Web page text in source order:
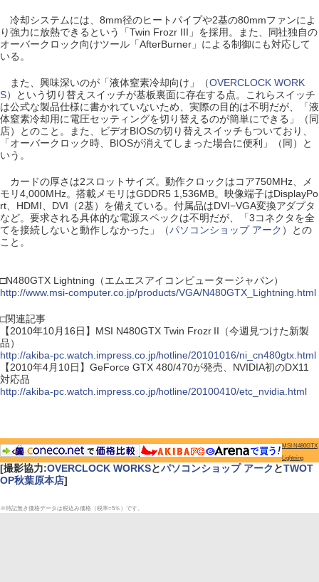
冷却システムには、8mm径のヒートパイプや2基の80mmファンによ
り強力に放熱できるという「Twin Frozr III」を採用。また、同社独自の
オーバークロック向けツール「AfterBurner」による制御にも対応して
いる。
また、興味深いのが「液体窒素冷却向け」（OVERCLOCK WORK
S）という切り替えスイッチが基板裏面に存在する点。これらスイッチ
は公式な製品仕様に書かれていないため、実際の目的は不明だが、「液
体窒素冷却用に電圧セッティングを切り替えるのが簡単にできる」（同
店）とのこと。また、ビデオBIOSの切り替えスイッチもついており、
「オーバークロック時、BIOSが消えてしまった場合に便利」（同）と
いう。
カードの厚さは2スロットサイズ。動作クロックはコア750MHz、メ
モリ4,000MHz。搭載メモリはGDDR5 1,536MB。映像端子はDisplayPo
rt、HDMI、DVI（2基）を備えている。付属品はDVI−VGA変換アダプタ
など。要求される具体的な電源スペックは不明だが、「3コネクタを全
てを接続しないと動作しなかった」（パソコンショップ アーク ）との
こと。
□N480GTX Lightning（エムエスアイコンピュータージャパン）
http://www.msi-computer.co.jp/products/VGA/N480GTX_Lightning.html
□関連記事
【2010年10月16日】MSI N480GTX Twin Frozr II（今週見つけた新製
品）
http://akiba-pc.watch.impress.co.jp/hotline/20101016/ni_cn480gtx.html
【2010年4月10日】GeForce GTX 480/470が発売、NVIDIA初のDX11
対応品
http://akiba-pc.watch.impress.co.jp/hotline/20100410/etc_nvidia.html
MSI N480GTX
Lightning
[撮影協力:OVERCLOCK WORKSとパソコンショップ アーク とTWOT
OP秋葉原本店]
※特記無き価格データは税込み価格（税率=5％）です。